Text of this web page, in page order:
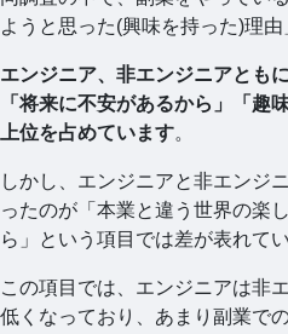
ようと思った(興味を持った)理由
エンジニア、非エンジニアとも
「将来に不安があるから」「趣
上位を占めています。
しかし、エンジニアと非エンジ
ったのが「本業と違う世界の楽
ら」という項目では差が表れて
この項目では、エンジニアは非
低くなっており、あまり副業で